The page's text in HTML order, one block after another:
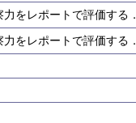
をレポートで評価する．
をレポートで評価する．